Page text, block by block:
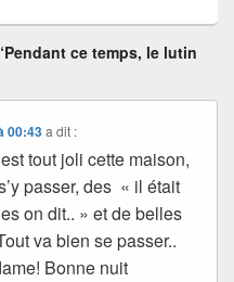
ce temps, le lutin
00:43 a dit :
tout joli cette maison,
passer, des « il était
on dit.. » et de belles
va bien se passer..
Bonne nuit